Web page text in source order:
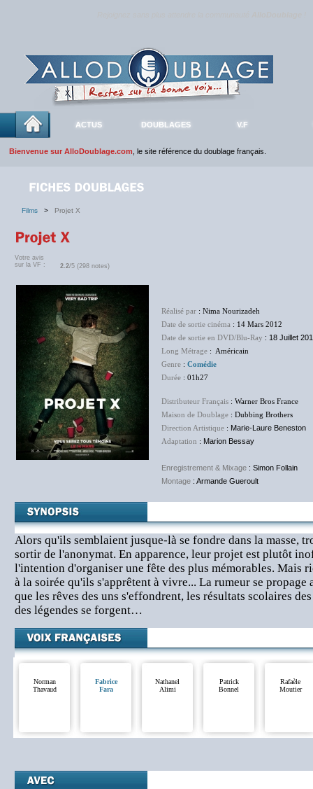
ACTUS DOUBLAGES V.F
Bienvenue sur AlloDoublage.com , le site référence du doublage français.
Films > Projet X
Votre avis
sur la VF :
2.2/5 (298 notes)
Réalisé par : Nima Nourizadeh
Date de sortie cinéma : 14 Mars 2012
Date de sortie en DVD/Blu-Ray : 18 Juillet
Long Métrage : Américain
Genre : Comédie
Durée : 01h27
Distributeur Français : Warner Bros France
Maison de Doublage : Dubbing Brothers
Direction Artistique : Marie-Laure Beneston
Adaptation : Marion Bessay
Enregistrement & Mixage : Simon Follain
Montage : Armande Gueroult
Alors qu'ils semblaient jusque-là se fondre dans la masse,
sortir de l'anonymat. En apparence, leur projet est plutôt
l'intention d'organiser une fête des plus mémorables. Mais
à la soirée qu'ils s'apprêtent à vivre... La rumeur se propage
que les rêves des uns s'effondrent, les résultats scolaires
des légendes se forgent…
Norman
Thavaud
Fabrice
Fara
Nathanel
Alimi
Patrick
Bonnel
Rafaèle
Moutier